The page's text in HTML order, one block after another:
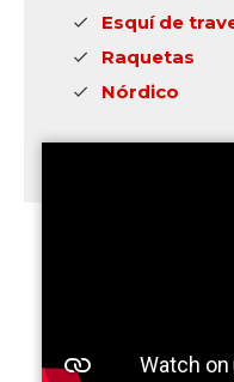
Esquí de
Raquetas
Nórdico